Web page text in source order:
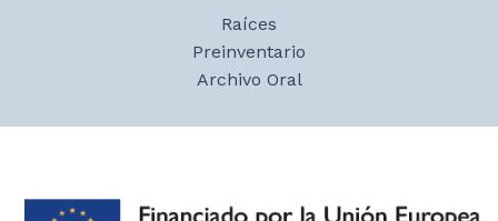
hasta Campos con la yegua, pero cuando este
tenía que labrar su mujer iba andando con el
correo en una mochila. Para ir a Soria subían
Zanquilez, por donde también pasaba la
hasta las gallinas. A Soria se iba a hacer
Raíces
Preinventario
Archivo Oral